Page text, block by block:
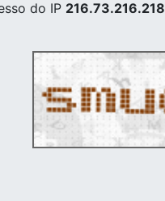
do IP 216.73.216.218